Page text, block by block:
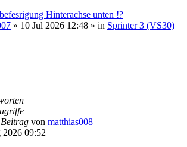
Hinterachse unten !?
» 10 Jul 2026 12:48 » in Sprinter 3 (VS30)
von matthias008
2026 09:52